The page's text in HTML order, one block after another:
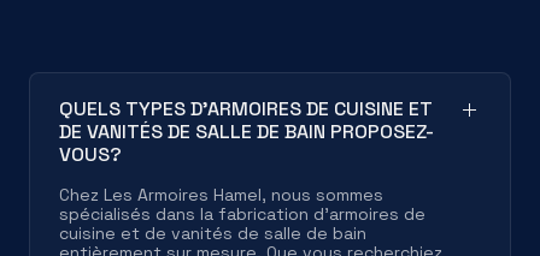
QUELS TYPES D'ARMOIRES DE CUISINE ET
DE VANITÉS DE SALLE DE BAIN PROPOSEZ-
VOUS?
Chez Les Armoires Hamel, nous sommes
spécialisés dans la fabrication d'armoires de
cuisine et de vanités de salle de bain